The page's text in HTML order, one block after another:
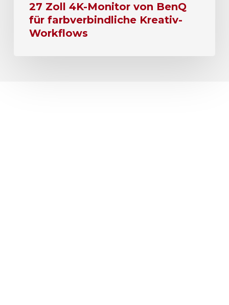
27 Zoll 4K-Monitor von BenQ
für farbverbindliche Kreativ-
Workflows